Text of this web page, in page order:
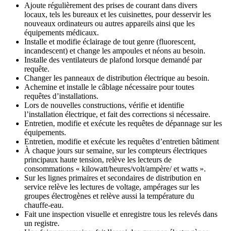
Ajoute régulièrement des prises de courant dans divers
locaux, tels les bureaux et les cuisinettes, pour desservir les
nouveaux ordinateurs ou autres appareils ainsi que les
équipements médicaux.
Installe et modifie éclairage de tout genre (fluorescent,
incandescent) et change les ampoules et néons au besoin.
Installe des ventilateurs de plafond lorsque demandé par
requête.
Changer les panneaux de distribution électrique au besoin.
Achemine et installe le câblage nécessaire pour toutes
requêtes d’installations.
Lors de nouvelles constructions, vérifie et identifie
l’installation électrique, et fait des corrections si nécessaire.
Entretien, modifie et exécute les requêtes de dépannage sur les
équipements.
Entretien, modifie et exécute les requêtes d’entretien bâtiment
À chaque jours sur semaine, sur les compteurs électriques
principaux haute tension, relève les lecteurs de
consommations « kilowatt/heures/volt/ampère/ et watts ».
Sur les lignes primaires et secondaires de distribution en
service relève les lectures de voltage, ampérages sur les
groupes électrogènes et relève aussi la température du
chauffe-eau.
Fait une inspection visuelle et enregistre tous les relevés dans
un registre.